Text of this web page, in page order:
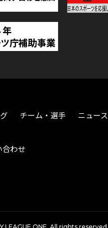
チーム・選手 ニュース
合わせ